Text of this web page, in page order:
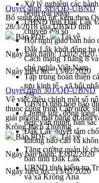
Xử lý nghiêm các
bệnh trái phép
UBND tỉnh Đắk Lắk
chuyển đổi số
Hội nghị giao ban báo
Đắk Lắk khởi động ba
Cách mạng Tháng 8
chủ nghĩa Việt Nam
Tập trung hoàn thiện
tựu kinh tế - xã hội
2/9
UBND tỉnh họp báo
Chung sức, đồng
đẹp, văn minh, bản sắc
Đắk Lắk quyết tâm
không báo cáo và
Tăng cường quản lý
bàn tỉnh Đắk Lắk
UBND tỉnh kiểm tra
và xã Krông Ana
Quyết định 303/QĐ-UBND
Bổ sung phụ lục kèm theo
28/3/2018 của UBND tỉnh
Bản PDF
Tải về
Ngày ban hành:13/02/2020
Ngày hiệu lực:13/02/2020
Quyết định 301/QĐ-UBND
Về việc điều chỉnh một số
thuộc công trình Cấp nước
giải phóng mặt bằng di dân
Krông Pách Thượng
Bản PDF
Tải về
Ngày ban hành:13/02/2020
Ngày hiệu lực:13/02/2020